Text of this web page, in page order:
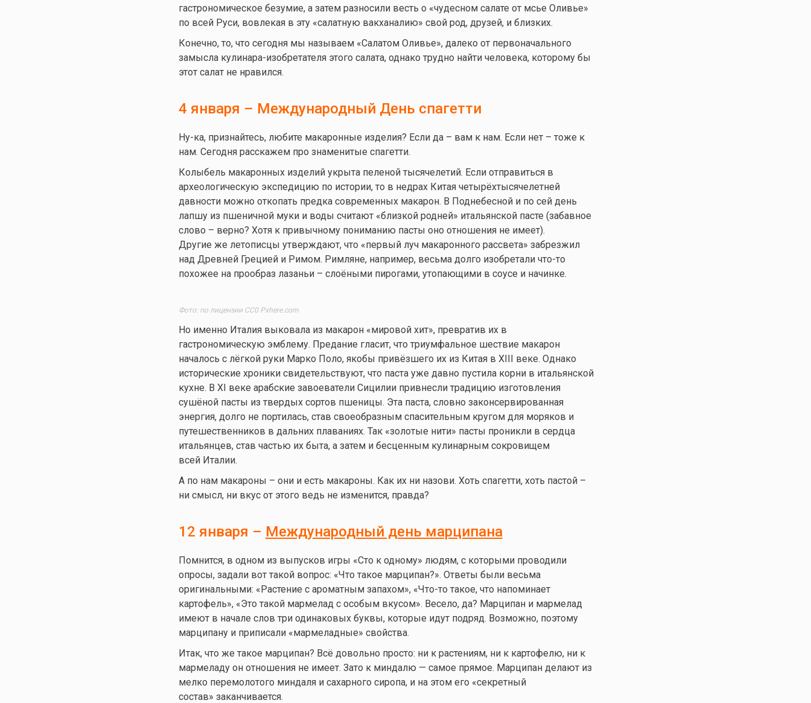
гастрономическое безумие, а затем разносили весть о «чудесном салате от мсье Оливье»
по всей Руси, вовлекая в эту «салатную вакханалию» свой род, друзей, и близких.
Конечно, то, что сегодня мы называем «Салатом Оливье», далеко от первоначального
замысла кулинара-изобретателя этого салата, однако трудно найти человека, которому бы
этот салат не нравился.
4 января – Международный День спагетти
Ну-ка, признайтесь, любите макаронные изделия? Если да – вам к нам. Если нет – тоже к
нам. Сегодня расскажем про знаменитые спагетти.
Колыбель макаронных изделий укрыта пеленой тысячелетий. Если отправиться в
археологическую экспедицию по истории, то в недрах Китая четырёхтысячелетней
давности можно откопать предка современных макарон. В Поднебесной и по сей день
лапшу из пшеничной муки и воды считают «близкой родней» итальянской пасте (забавное
слово – верно? Хотя к привычному пониманию пасты оно отношения не имеет).
Другие же летописцы утверждают, что «первый луч макаронного рассвета» забрезжил
над Древней Грецией и Римом. Римляне, например, весьма долго изобретали что-то
похожее на прообраз лазаньи – слоёными пирогами, утопающими в соусе и начинке.
Фото: по лицензии CC0 Pxhere.com
Но именно Италия выковала из макарон «мировой хит», превратив их в
гастрономическую эмблему. Предание гласит, что триумфальное шествие макарон
началось с лёгкой руки Марко Поло, якобы привёзшего их из Китая в XIII веке. Однако
исторические хроники свидетельствуют, что паста уже давно пустила корни в итальянской
кухне. В XI веке арабские завоеватели Сицилии привнесли традицию изготовления
сушёной пасты из твердых сортов пшеницы. Эта паста, словно законсервированная
энергия, долго не портилась, став своеобразным спасительным кругом для моряков и
путешественников в дальних плаваниях. Так «золотые нити» пасты проникли в сердца
итальянцев, став частью их быта, а затем и бесценным кулинарным сокровищем
всей Италии.
А по нам макароны – они и есть макароны. Как их ни назови. Хоть спагетти, хоть пастой –
ни смысл, ни вкус от этого ведь не изменится, правда?
12 января – Международный день марципана
Помнится, в одном из выпусков игры «Сто к одному» людям, с которыми проводили
опросы, задали вот такой вопрос: «Что такое марципан?». Ответы были весьма
оригинальными: «Растение с ароматным запахом», «Что-то такое, что напоминает
картофель», «Это такой мармелад с особым вкусом». Весело, да? Марципан и мармелад
имеют в начале слов три одинаковых буквы, которые идут подряд. Возможно, поэтому
марципану и приписали «мармеладные» свойства.
Итак, что же такое марципан? Всё довольно просто: ни к растениям, ни к картофелю, ни к
мармеладу он отношения не имеет. Зато к миндалю — самое прямое. Марципан делают из
мелко перемолотого миндаля и сахарного сиропа, и на этом его «секретный
состав» заканчивается.